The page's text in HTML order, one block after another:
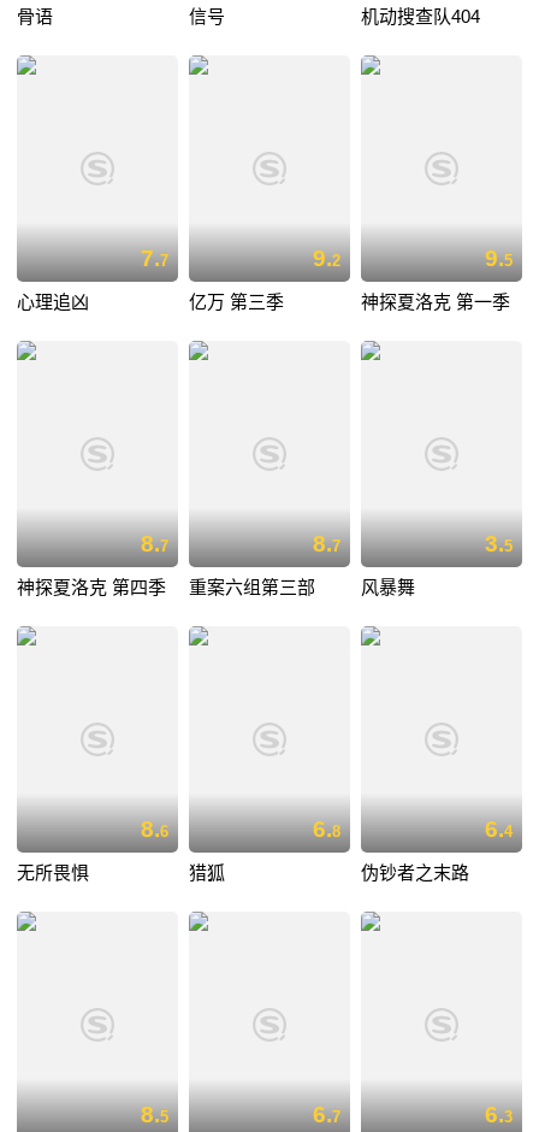
骨语 信号 机动搜查队404
7.7
心理追凶
9.2
亿万 第三季
9.5
神探夏洛克 第一季
8.7
神探夏洛克 第四季
8.7
重案六组第三部
3.5
风暴舞
8.6
无所畏惧
6.8
猎狐
6.4
伪钞者之末路
8.5 6.7 6.3